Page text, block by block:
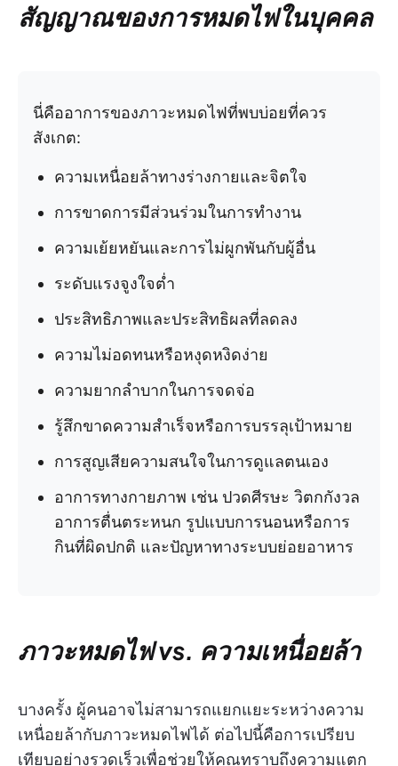
สัญญาณของการหมดไฟในบุคคล
นี่คืออาการของภาวะหมดไฟที่พบบ่อยที่ควร
สังเกต:
ความเหนื่อยล้าทางร่างกายและจิตใจ
การขาดการมีส่วนร่วมในการทำงาน
ความเย้ยหยันและการไม่ผูกพันกับผู้อื่น
ระดับแรงจูงใจต่ำ
ประสิทธิภาพและประสิทธิผลที่ลดลง
ความไม่อดทนหรือหงุดหงิดง่าย
ความยากลำบากในการจดจ่อ
รู้สึกขาดความสำเร็จหรือการบรรลุเป้าหมาย
การสูญเสียความสนใจในการดูแลตนเอง
อาการทางกายภาพ เช่น ปวดศีรษะ วิตกกังวล
อาการตื่นตระหนก รูปแบบการนอนหรือการ
กินที่ผิดปกติ และปัญหาทางระบบย่อยอาหาร
ภาวะหมดไฟ vs. ความเหนื่อยล้า
บางครั้ง ผู้คนอาจไม่สามารถแยกแยะระหว่างความ
เหนื่อยล้ากับภาวะหมดไฟได้ ต่อไปนี้คือการเปรียบ
เทียบอย่างรวดเร็วเพื่อช่วยให้คุณทราบถึงความแตก